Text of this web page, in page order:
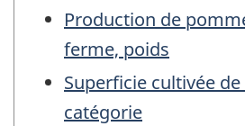
Production de
ferme, poids
Superficie cultivée
catégorie